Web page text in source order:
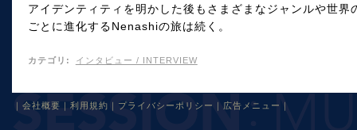
アイデンティティを明かした後もさまざまなジャンルや世
ごとに進化するNenashiの旅は続く。
カテゴリ : インタビュー / INTERVIEW
｜ 会社概要 ｜ 利用規約 ｜ プライバシーポリシー ｜ 広告メニュー ｜